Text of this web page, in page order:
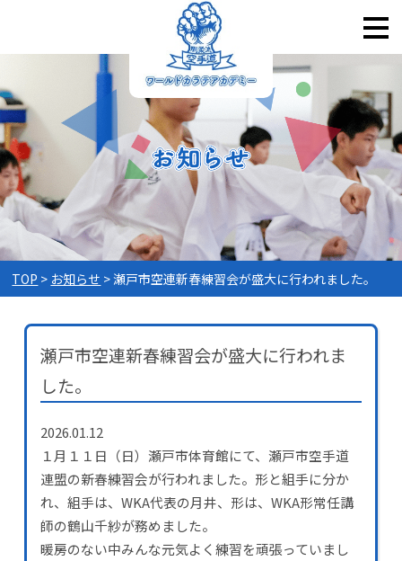
TOP お知らせ 瀬戸市空連新春練習会が盛大に行われました。
瀬戸市空連新春練習会が盛大に行われま
した。
2026.01.12
１月１１日（日）瀬戸市体育館にて、瀬戸市空手道
連盟の新春練習会が行われました。形と組手に分か
れ、組手は、WKA代表の月井、形は、WKA形常任講
師の鶴山千紗が務めました。
暖房のない中みんな元気よく練習を頑張っていまし